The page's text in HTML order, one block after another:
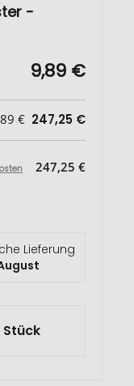
-
9,89 €
€ 247,25 €
247,25 €
Lieferung
Stück